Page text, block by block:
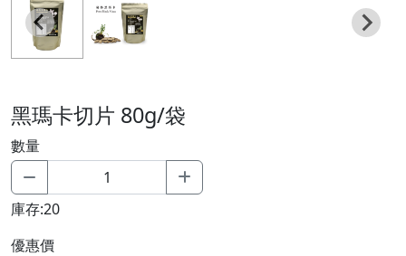
黑瑪卡切片 80g/袋
數量
庫存:20
優惠價